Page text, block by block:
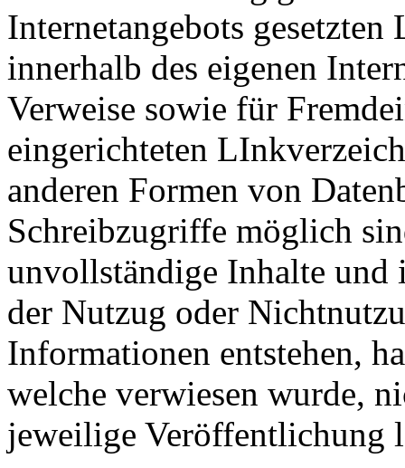
Internetangebots
innerhalb des eigenen
Verweise sowie für
eingerichteten
anderen Formen von
Schreibzugriffe möglich
unvollständige Inhalte und
der Nutzug oder
Informationen entstehen,
welche verwiesen wurde,
jeweilige Veröffentlichung